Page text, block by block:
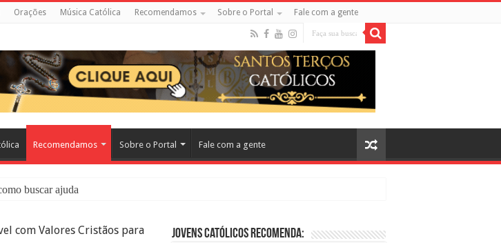
Orações Música Católica Recomendamos Sobre o Portal Fale com a gente
Recomendamos Sobre o Portal Fale com a gente
buscar ajuda
O Documentário Que Vai Tocar os Católicos no Cinema
com Valores Cristãos para
Jovens Católicos Recomenda: